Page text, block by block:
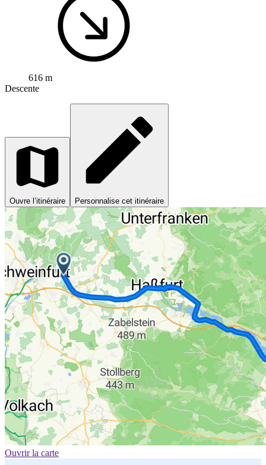
616 m
Descente
Ouvre l’itinéraire Personnalise cet itinéraire
Ouvrir la carte